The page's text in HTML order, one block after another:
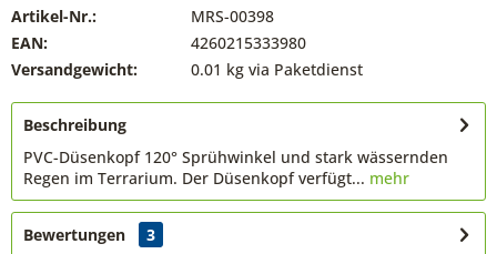
Artikel-Nr.:
MRS-00398
EAN:
4260215333980
Versandgewicht:
0.01 kg via Paketdienst
Beschreibung
PVC-Düsenkopf 120° Sprühwinkel und stark wässernden
Regen im Terrarium. Der Düsenkopf verfügt... mehr
Bewertungen
3